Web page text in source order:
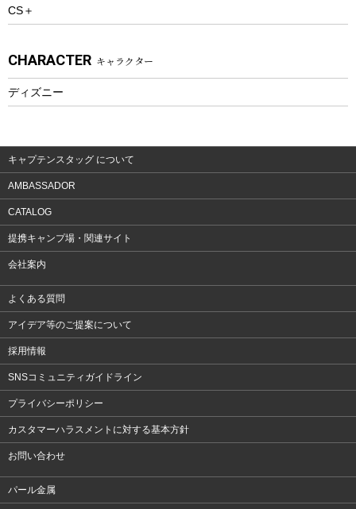
ウェルネス
ウェア、タオル
ウェア
CS＋
CHARACTER キャラクター
ディズニー
キャプテンスタッグ について
AMBASSADOR
CATALOG
提携キャンプ場・関連サイト
会社案内
よくある質問
アイデア等のご提案について
採用情報
SNSコミュニティガイドライン
プライバシーポリシー
カスタマーハラスメントに対する基本方針
お問い合わせ
パール金属